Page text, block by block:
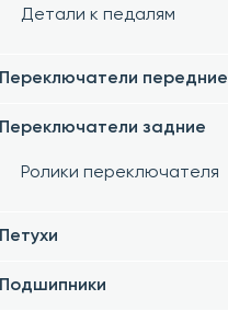
Детали к педалям
Переключатели передние
Переключатели задние
Ролики переключателя
Петухи
Подшипники